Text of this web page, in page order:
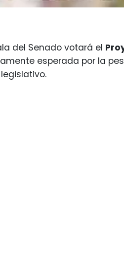
del Senado votará el
esperada por la